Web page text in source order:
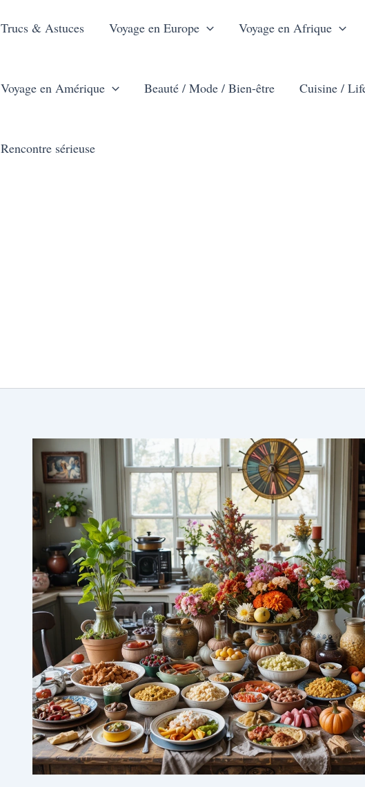
Trucs & Astuces Voyage en Europe Voyage en Afrique
Voyage en Amérique Beauté / Mode / Bien-être Cuisine /
Rencontre sérieuse